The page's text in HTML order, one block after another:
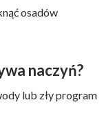
osadów
naczyń?
lub zły program